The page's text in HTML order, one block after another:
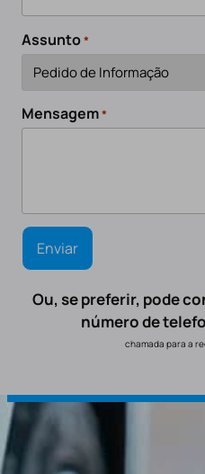
Assunto*
Mensagem*
Ou, se preferir, pode
número de
chamada para a